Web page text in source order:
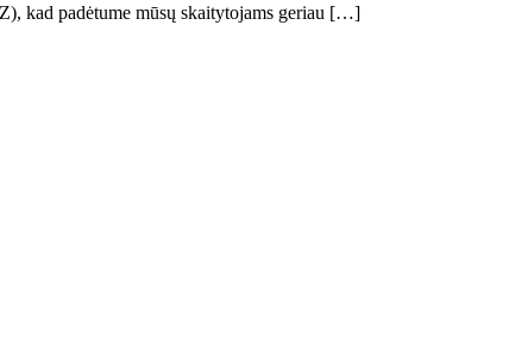
kad padėtume mūsų skaitytojams geriau […]